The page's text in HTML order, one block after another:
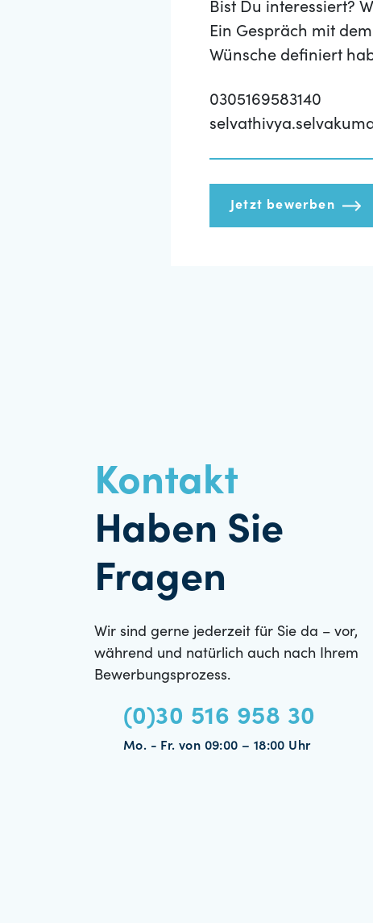
Bist Du interessiert?
Ein Gespräch mit
Wünsche definiert
0305169583140
Jetzt bewerben
Kontakt
Haben Sie
Fragen
Wir sind gerne jederzeit für Sie da – vor,
während und natürlich auch nach Ihrem
Bewerbungsprozess.
(0)30 516 958 30
Mo. - Fr. von 09:00 – 18:00 Uhr